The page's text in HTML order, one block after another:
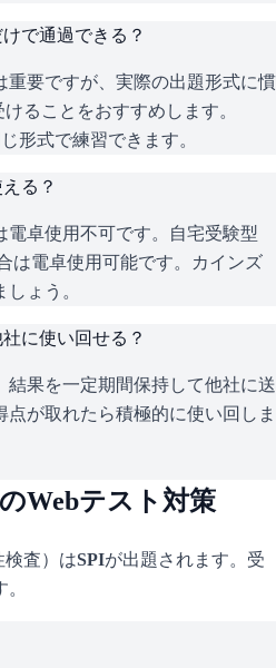
で通過できる？
重要ですが、実際の出題形式に慣
ることをおすすめします。
形式で練習できます。
る？
電卓使用不可です。自宅受験型
は電卓使用可能です。カインズ
ょう。
に使い回せる？
結果を一定期間保持して他社に送
が取れたら積極的に使い回しま
のWebテスト対策
検査）はSPIが出題されます。 受